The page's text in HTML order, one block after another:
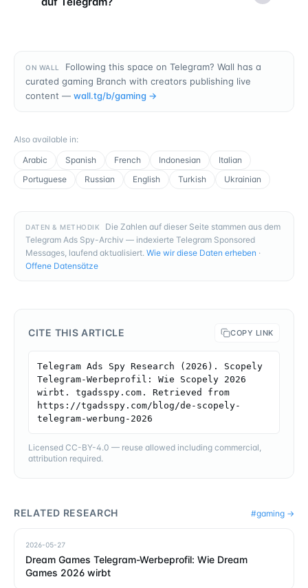
ON WALL
Following this space on Telegram? Wall has a
curated gaming Branch with creators publishing live
content — wall.tg/b/gaming →
Also available in:
Arabic
Spanish French Indonesian
Italian
Portuguese
Russian English Turkish Ukrainian
DATEN & METHODIK
Die Zahlen auf dieser Seite stammen aus dem
Telegram Ads Spy-Archiv — indexierte Telegram Sponsored
Messages, laufend aktualisiert. Wie wir diese Daten erheben ·
Offene Datensätze
CITE THIS ARTICLE COPY LINK
Telegram Ads Spy Research (2026). Scopely
Telegram-Werbeprofil: Wie Scopely 2026
wirbt. tgadsspy.com. Retrieved from
https://tgadsspy.com/blog/de-scopely-
telegram-werbung-2026
Licensed CC-BY-4.0 — reuse allowed including commercial,
attribution required.
RELATED RESEARCH #gaming →
2026-05-27
Dream Games Telegram-Werbeprofil: Wie Dream
Games 2026 wirbt